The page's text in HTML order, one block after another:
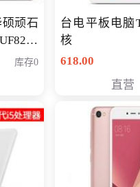
硕顽石
商务
库存0
台电平板电脑
核
618.00
直营